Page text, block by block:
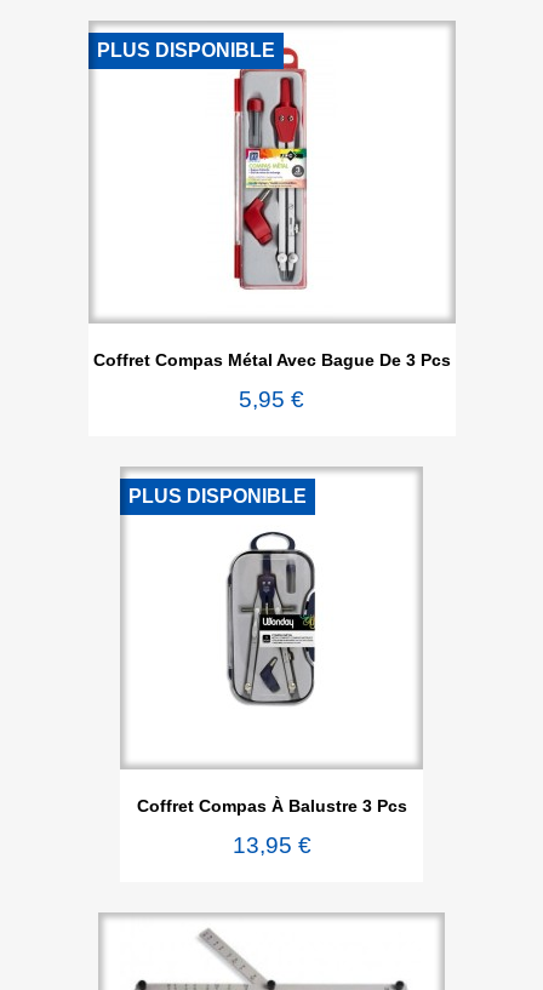
Coffret Compas Métal Avec Bague De 3 Pcs
5,95 €
PLUS DISPONIBLE
Coffret Compas À Balustre 3 Pcs
13,95 €
PLUS DISPONIBLE